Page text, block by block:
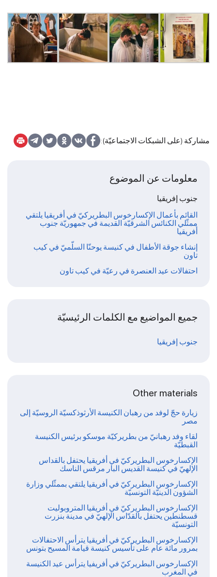
مشاركة (على الشبكات الاجتماعيّة):
معلومات عن الموضوع
جنوب إفريقيا
القائم بأعمال الإكسارخوس البطريركيّ في أفريقيا يلتقي
ممثّلي الكنائس الشرقيّة القديمة في جمهوريّة جنوب
أفريقيا
إنشاء جوقة الأطفال في كنيسة يوحنّا السلّميّ في كيب
تاون
احتفالات عيد العنصرة في رعيّة في كيب تاون
جميع المواضيع مع الكلمات الرئيسيّة
جنوب إفريقيا
Other materials
زيارة حجّ لوفد من رهبان الكنيسة الأرثوذكسيّة الروسيّة إلى
مصر
لقاء وفد رهبانيّ من بطريركيّة موسكو برئيس الكنيسة
القبطيّة
الإكسارخوس البطريركيّ في أفريقيا يحتفل بالقداس
الإلهيّ في كنيسة القديس البار مرقس الناسك
الإكسارخوس البطريركيّ في أفريقيا يلتقي بممثّلي وزارة
الشؤون الدينيّة التونسيّة
الإكسارخوس البطريركيّ في أفريقيا المتروبوليت
قسطنطين يحتفل بالقدّاس الإلهيّ في مدينة بنزرت
التونسيّة
الإكسارخوس البطريركيّ في أفريقيا يترأس الاحتفالات
بمرور مائة عام على تأسيس كنيسة قيامة المسيح بتونس
الإكسارخوس البطريركيّ في أفريفيا يترأس عيد الكنيسة
في المغرب